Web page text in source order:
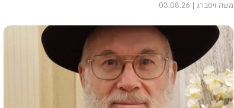
משה ויסברג 03.08.26